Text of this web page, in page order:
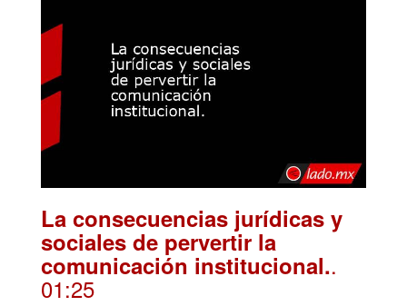
La consecuencias jurídicas y
sociales de pervertir la
comunicación institucional..
01:25